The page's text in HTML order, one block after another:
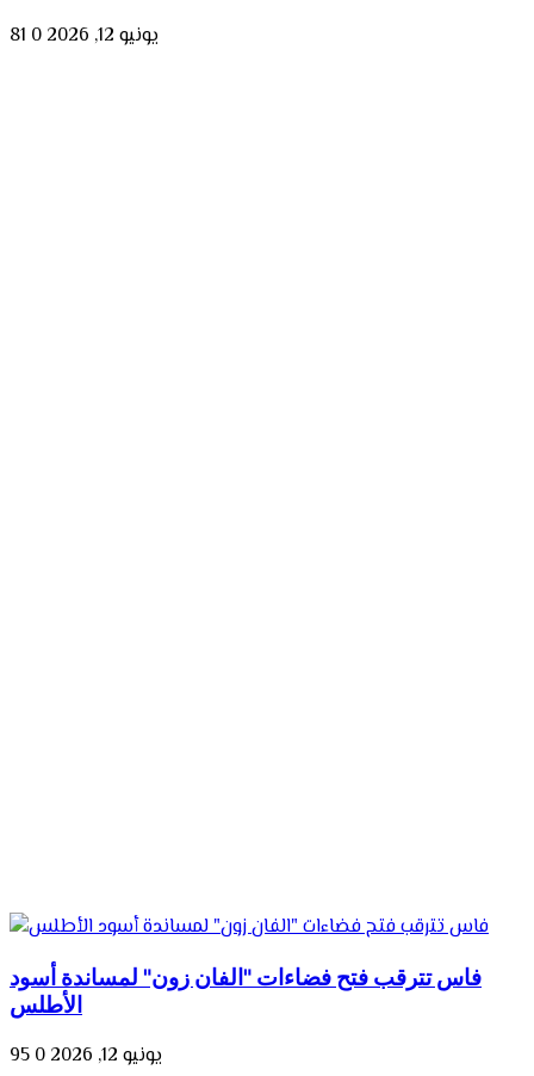
يونيو 12, 2026 0
81
فاس تترقب فتح فضاءات "الفان زون" لمساندة أسود
الأطلس
يونيو 12, 2026 0
95